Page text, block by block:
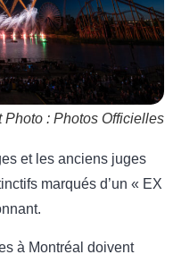
Photo : Photos Officielles
et les anciens juges
marqués d’un « EX
à Montréal doivent